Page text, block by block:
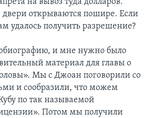
на вывоз туда долларов.
открываются пошире. Если
удалось получить разрешение?
и мне нужно было
материал для главы о
Мы с Джоан поговорили со
и сообразили, что можем
по так называемой
Потом мы получили